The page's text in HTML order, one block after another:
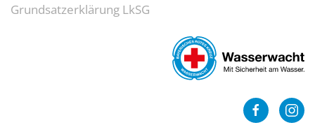
Grundsatzerklärung LkSG